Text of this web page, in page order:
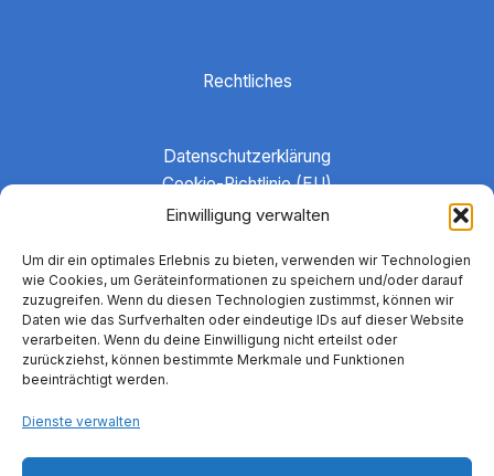
Einwilligung verwalten
Um dir ein optimales Erlebnis zu bieten, verwenden wir Technologien
wie Cookies, um Geräteinformationen zu speichern und/oder darauf
zuzugreifen. Wenn du diesen Technologien zustimmst, können wir
Daten wie das Surfverhalten oder eindeutige IDs auf dieser Website
verarbeiten. Wenn du deine Einwilligung nicht erteilst oder
zurückziehst, können bestimmte Merkmale und Funktionen
beeinträchtigt werden.
Dienste verwalten
Rechtliches
Datenschutzerklärung
Cookie-Richtlinie (EU)
Haftungsausschluss
Impressum
Kontakt